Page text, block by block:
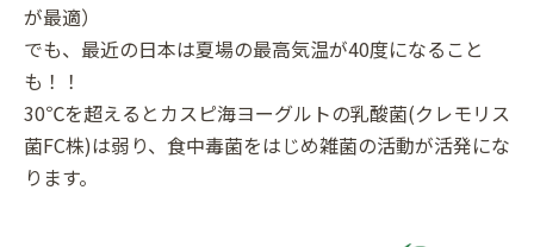
が最適）
でも、最近の日本は夏場の最高気温が40度になること
も！！
30℃を超えるとカスピ海ヨーグルトの乳酸菌(クレモリス
菌FC株)は弱り、食中毒菌をはじめ雑菌の活動が活発にな
ります。